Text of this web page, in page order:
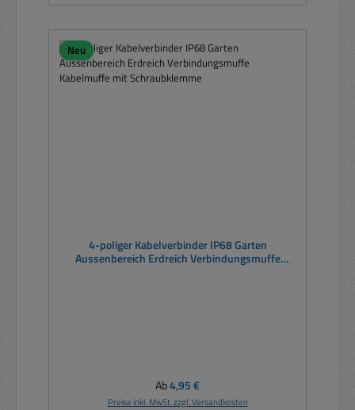
Neu
4-poliger Kabelverbinder IP68 Garten
Aussenbereich Erdreich Verbindungsmuffe
Kabelmuffe mit Schraubklemme
Regulärer Preis:
Ab4,95 €
Preise inkl. MwSt. zzgl. Versandkosten